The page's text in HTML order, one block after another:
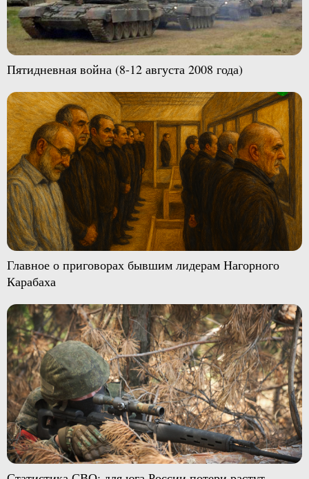
Пятидневная война (8-12 августа 2008 года)
Главное о приговорах бывшим лидерам Нагорного
Карабаха